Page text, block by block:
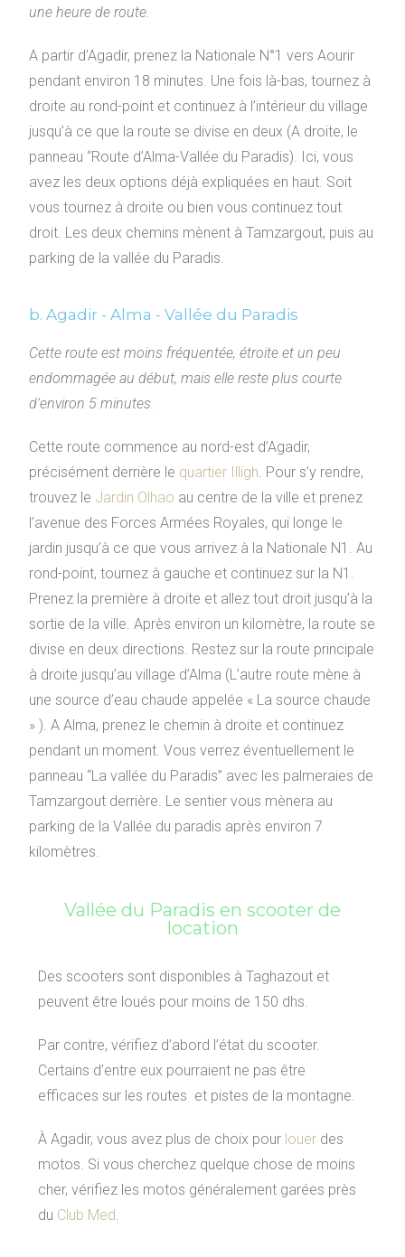
une heure de route.
A partir d’Agadir, prenez la Nationale N°1 vers Aourir
pendant environ 18 minutes. Une fois là-bas, tournez à
droite au rond-point et continuez à l’intérieur du village
jusqu’à ce que la route se divise en deux (A droite, le
panneau “Route d’Alma-Vallée du Paradis). Ici, vous
avez les deux options déjà expliquées en haut. Soit
vous tournez à droite ou bien vous continuez tout
droit. Les deux chemins mènent à Tamzargout, puis au
parking de la vallée du Paradis.
b. Agadir - Alma - Vallée du Paradis
Cette route est moins fréquentée, étroite et un peu
endommagée au début, mais elle reste plus courte
d’environ 5 minutes.
Cette route commence au nord-est d’Agadir,
précisément derrière le quartier Illigh . Pour s’y rendre,
trouvez le Jardin Olhao au centre de la ville et prenez
l’avenue des Forces Armées Royales, qui longe le
jardin jusqu’à ce que vous arrivez à la Nationale N1. Au
rond-point, tournez à gauche et continuez sur la N1.
Prenez la première à droite et allez tout droit jusqu’à la
sortie de la ville. Après environ un kilomètre, la route se
divise en deux directions. Restez sur la route principale
à droite jusqu’au village d’Alma (L’autre route mène à
une source d’eau chaude appelée « La source chaude
» ). A Alma, prenez le chemin à droite et continuez
pendant un moment. Vous verrez éventuellement le
panneau “La vallée du Paradis” avec les palmeraies de
Tamzargout derrière. Le sentier vous mènera au
parking de la Vallée du paradis après environ 7
kilomètres.
Vallée du Paradis en scooter de
location
Des scooters sont disponibles à Taghazout et
peuvent être loués pour moins de 150 dhs.
Par contre, vérifiez d’abord l’état du scooter.
Certains d’entre eux pourraient ne pas être
efficaces sur les routes et pistes de la montagne.
À Agadir, vous avez plus de choix pour louer des
motos. Si vous cherchez quelque chose de moins
cher, vérifiez les motos généralement garées près
du Club Med